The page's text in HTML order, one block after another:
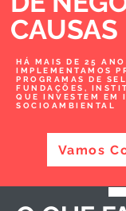
CAUSAS
HÁ MAIS DE 25
IMPLEMENTAMOS
PROGRAMAS DE
FUNDAÇÕES,
QUE INVESTEM EM
SOCIOAMBIENTAL
Vamos